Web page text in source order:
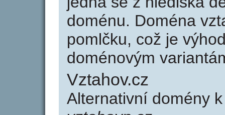
doménu. Doména
pomlčku, což je
doménovým
Vztahov.cz
Alternativní domény